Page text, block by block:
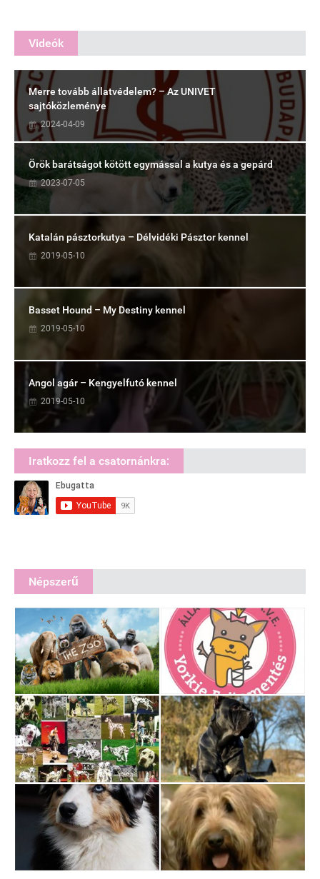
Videók
Merre tovább állatvédelem? – Az UNIVET
sajtóközleménye
2024-04-09
Örök barátságot kötött egymással a kutya és a gepárd
2023-07-05
Katalán pásztorkutya – Délvidéki Pásztor kennel
2019-05-10
Basset Hound – My Destiny kennel
2019-05-10
Angol agár – Kengyelfutó kennel
2019-05-10
Iratkozz fel a csatornánkra:
Népszerű